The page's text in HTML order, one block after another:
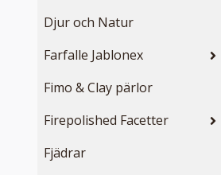
Djur och Natur
Farfalle Jablonex
Fimo & Clay pärlor
Firepolished Facetter
Fjädrar